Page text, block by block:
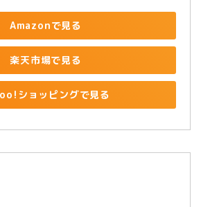
Amazonで見る
楽天市場で見る
ショッピングで見る